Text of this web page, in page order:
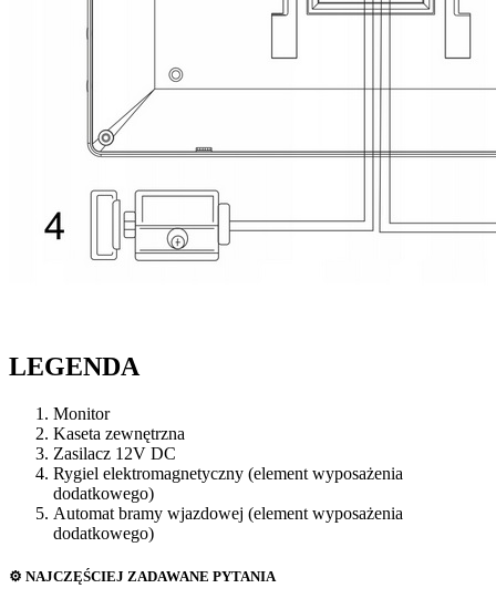
LEGENDA
Monitor
Kaseta zewnętrzna
Zasilacz 12V DC
Rygiel elektromagnetyczny (element wyposażenia
dodatkowego)
Automat bramy wjazdowej (element wyposażenia
dodatkowego)
⚙️ NAJCZĘŚCIEJ ZADAWANE PYTANIA